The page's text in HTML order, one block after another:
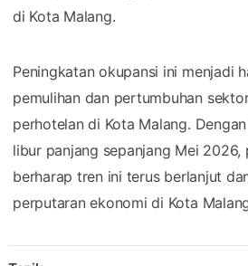
di Kota Malang.
Peningkatan okupansi ini menjadi
pemulihan dan pertumbuhan
perhotelan di Kota Malang.
libur panjang sepanjang Mei 2026,
berharap tren ini terus berlanjut
perputaran ekonomi di Kota